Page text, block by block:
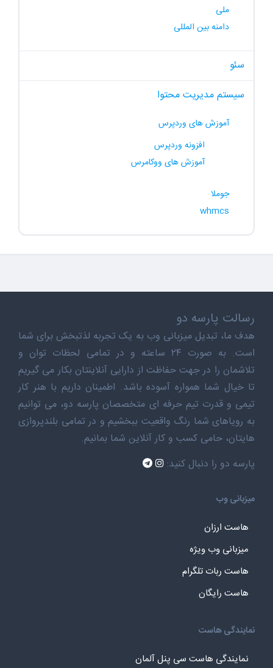
ملی
دامنه بین المللی
سئو
سیستم مدیریت محتوا
آموزش های وردپرس
افزونه وردپرس
آموزش های ووکامرس
جوملا
whmcs
رسالت پارسه دو
هدف ما، تبدیل میزبانی وب به یک تجربه لذتبخش برای شما
است. به صورت ۲۴ ساعته و در تمامی لحظات توان و
تلاشمان را در جهت حفاظت از دارایی آنلاینتان بکار می گیریم
تا خیال شما همواره آسوده باشد. اطمینان داریم با هنر کار
تیمی و قدرت تیم حرفه ای متخصصان پارسه دو، می توانیم
به رویاهای شما رنگ واقعیت ببخشیم و در تمامی بلندپروازی
هایتان، حامی کسب و کار آنلاین شما بمانیم.
پارسه دو را دنبال کنید:
میزبانی وب
هاست ارزان
میزبانی وب ویژه
هاست ربات تلگرام
هاست رایگان
نمایندگی هاست
نمایندگی هاست سی پنل آلمان